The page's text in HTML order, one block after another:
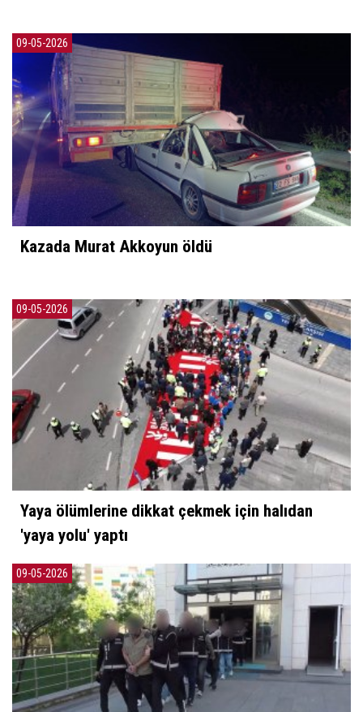
09-05-2026
Kazada Murat Akkoyun öldü
09-05-2026
Yaya ölümlerine dikkat çekmek için halıdan
'yaya yolu' yaptı
09-05-2026